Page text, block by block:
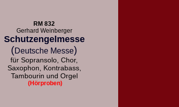
RM 832
Gerhard Weinberger
Schutzengelmesse
(Deutsche Messe)
für Sopransolo, Chor,
Saxophon, Kontrabass,
Tambourin und Orgel
(Hörproben)